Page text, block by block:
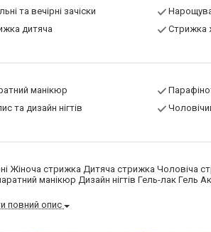
та вечірні зачіски
дитяча
Стрижка
манікюр
та дизайн нігтів
Жіноча стрижка Дитяча стрижка Чоловіча
манікюр Дизайн нігтів Гель-лак
повний опис